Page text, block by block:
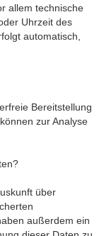
allem technische
Uhrzeit des
automatisch,
Bereitstellung
zur Analyse
über
außerdem ein